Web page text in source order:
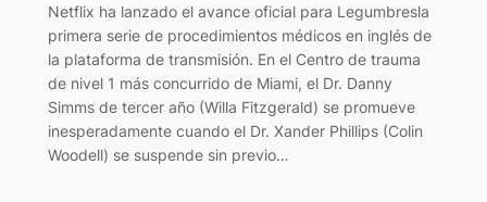
Netflix ha lanzado el avance oficial para Legumbresla
primera serie de procedimientos médicos en inglés de
la plataforma de transmisión. En el Centro de trauma
de nivel 1 más concurrido de Miami, el Dr. Danny
Simms de tercer año (Willa Fitzgerald) se promueve
inesperadamente cuando el Dr. Xander Phillips (Colin
Woodell) se suspende sin previo…